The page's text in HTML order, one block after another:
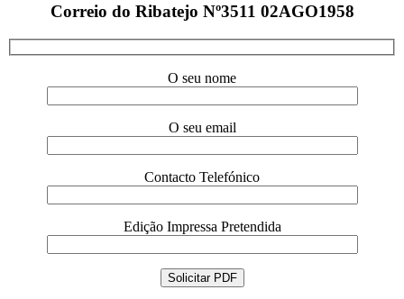
Correio do Ribatejo Nº3511 02AGO1958
O seu nome
O seu email
Contacto Telefónico
Edição Impressa Pretendida